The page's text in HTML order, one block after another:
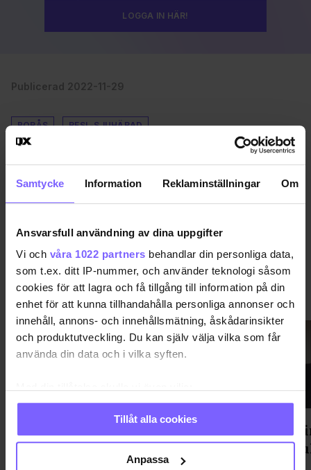
Samtycke Information Reklaminställningar Om
Ansvarsfull användning av dina uppgifter
Vi och våra 1022 partners behandlar din personliga data,
som t.ex. ditt IP-nummer, och använder teknologi såsom
cookies för att lagra och få tillgång till information på din
enhet för att kunna tillhandahålla personliga annonser och
innehåll, annons- och innehållsmätning, åskådarinsikter
och produktutveckling. Du kan själv välja vilka som får
använda din data och i vilka syften.
Samla in information om din geografiska plats
som kan ha en noggrannhet på upp till flera meter
Identifiera din enhet genom att aktivt skanna den
för specifika kännetecken (fingeravtryck)
Tillåt alla cookies
Anpassa
LOGGA IN HÄR!
Publicerad 2022-11-29
BORÅS RFSL-SJUHÄRAD
VIMMEL VISA MER VIMMEL
Gondolenhuset fixade After
Parade-fest med mingel, mat och